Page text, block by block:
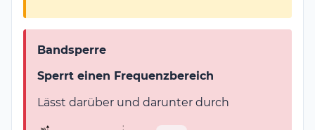
Bandsperre
Sperrt einen Frequenzbereich
Lässt darüber und darunter durch